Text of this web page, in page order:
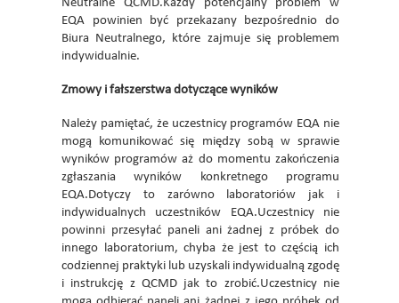
Neutralne QCMD.Każdy potencjalny problem w
EQA powinien być przekazany bezpośrednio do
Biura Neutralnego, które zajmuje się problemem
indywidualnie.
Zmowy i fałszerstwa dotyczące wyników
Należy pamiętać, że uczestnicy programów EQA nie
mogą komunikować się między sobą w sprawie
wyników programów aż do momentu zakończenia
zgłaszania wyników konkretnego programu
EQA.Dotyczy to zarówno laboratoriów jak i
indywidualnych uczestników EQA.Uczestnicy nie
powinni przesyłać paneli ani żadnej z próbek do
innego laboratorium, chyba że jest to częścią ich
codziennej praktyki lub uzyskali indywidualną zgodę
i instrukcję z QCMD jak to zrobić.Uczestnicy nie